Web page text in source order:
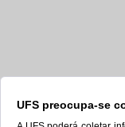
UFS preocupa-se